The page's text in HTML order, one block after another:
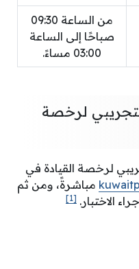
من الساعة 09:30
صباحًا إلى الساعة
03:00 مساءً.
لرخصة
لرخصة القيادة في
مباشرةً، ومن ثم
الاختبار. [1]